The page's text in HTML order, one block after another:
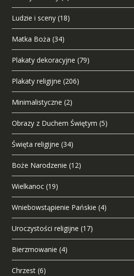
Ludzie i sceny (18)
Matka Boża (34)
Plakaty dekoracyjne (79)
Plakaty religijne (206)
Minimalistyczne (2)
Obrazy z Duchem Świętym (5)
Święta religijne (34)
Boże Narodzenie (12)
Wielkanoc (19)
Wniebowstąpienie Pańskie (4)
Uroczystości religijne (17)
Bierzmowanie (4)
Chrzest (6)